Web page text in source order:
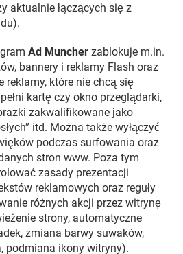
aktualnie łączących się z
Ad Muncher zablokuje m.in.
bannery i reklamy Flash oraz
reklamy, które nie chcą się
kartę czy okno przeglądarki,
zakwalifikowane jako
itd. Można także wyłączyć
podczas surfowania oraz
stron www. Poza tym
zasady prezentacji
reklamowych oraz reguły
różnych akcji przez witrynę
strony, automatyczne
zmiana barwy suwaków,
podmiana ikony witryny).